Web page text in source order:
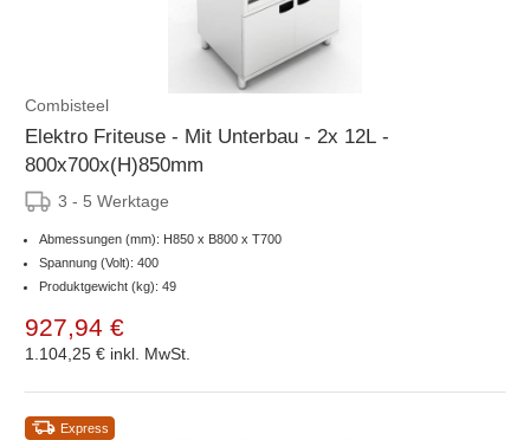
Combisteel
Elektro Friteuse - Mit Unterbau - 2x 12L -
800x700x(H)850mm
3 - 5 Werktage
Abmessungen (mm): H850 x B800 x T700
Spannung (Volt): 400
Produktgewicht (kg): 49
927,94 €
1.104,25 € inkl. MwSt.
Express